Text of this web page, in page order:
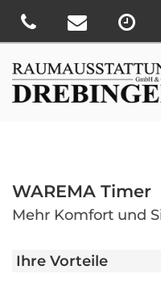
WAREMA Timer
Mehr Komfort und
Ihre Vorteile